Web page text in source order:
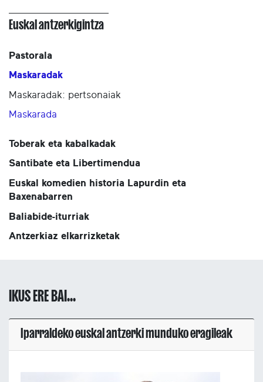
Euskal antzerkigintza
Pastorala
Maskaradak
Maskaradak: pertsonaiak
Maskarada
Toberak eta kabalkadak
Santibate eta Libertimendua
Euskal komedien historia Lapurdin eta
Baxenabarren
Baliabide-iturriak
Antzerkiaz elkarrizketak
IKUS ERE BAI...
Iparraldeko euskal antzerki munduko eragileak